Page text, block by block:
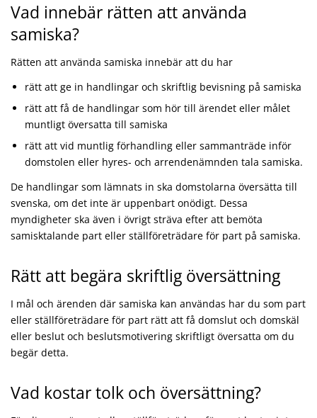
Vad innebär rätten att använda
samiska?
Rätten att använda samiska innebär att du har
rätt att ge in handlingar och skriftlig bevisning på samiska
rätt att få de handlingar som hör till ärendet eller målet
muntligt översatta till samiska
rätt att vid muntlig förhandling eller sammanträde inför
domstolen eller hyres- och arrendenämnden tala samiska.
De handlingar som lämnats in ska domstolarna översätta till
svenska, om det inte är uppenbart onödigt. Dessa
myndigheter ska även i övrigt sträva efter att bemöta
samisktalande part eller ställföreträdare för part på samiska.
Rätt att begära skriftlig översättning
I mål och ärenden där samiska kan användas har du som part
eller ställföreträdare för part rätt att få domslut och domskäl
eller beslut och beslutsmotivering skriftligt översatta om du
begär detta.
Vad kostar tolk och översättning?